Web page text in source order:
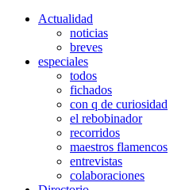
Actualidad
noticias
breves
especiales
todos
fichados
con q de curiosidad
el rebobinador
recorridos
maestros flamencos
entrevistas
colaboraciones